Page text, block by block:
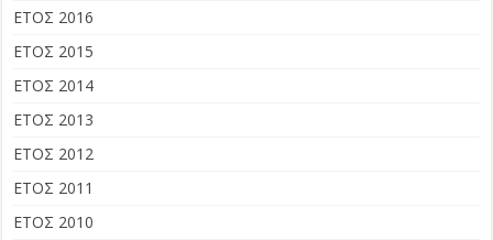
ΕΤΟΣ 2016
ΕΤΟΣ 2015
ΕΤΟΣ 2014
ΕΤΟΣ 2013
ΕΤΟΣ 2012
ΕΤΟΣ 2011
ΕΤΟΣ 2010